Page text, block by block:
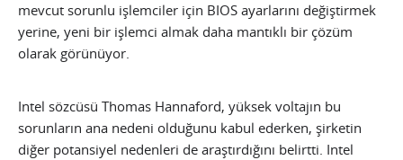
mevcut sorunlu işlemciler için BIOS ayarlarını değiştirmek
yerine, yeni bir işlemci almak daha mantıklı bir çözüm
olarak görünüyor.
Intel sözcüsü Thomas Hannaford, yüksek voltajın bu
sorunların ana nedeni olduğunu kabul ederken, şirketin
diğer potansiyel nedenleri de araştırdığını belirtti. Intel